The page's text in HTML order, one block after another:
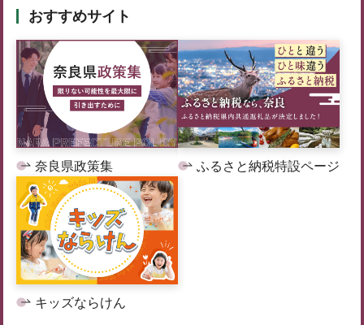
おすすめサイト
奈良県政策集 ふるさと納税特設ページ
キッズならけん